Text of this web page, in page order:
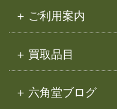
ご利用案内
買取品目
六角堂ブログ